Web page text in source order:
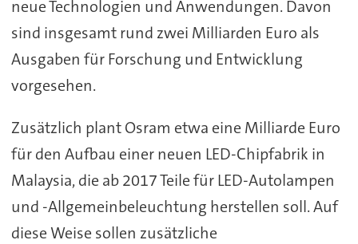
neue Technologien und Anwendungen. Davon
sind insgesamt rund zwei Milliarden Euro als
Ausgaben für Forschung und Entwicklung
vorgesehen.
Zusätzlich plant Osram etwa eine Milliarde Euro
für den Aufbau einer neuen LED-Chipfabrik in
Malaysia, die ab 2017 Teile für LED-Autolampen
und -Allgemeinbeleuchtung herstellen soll. Auf
diese Weise sollen zusätzliche